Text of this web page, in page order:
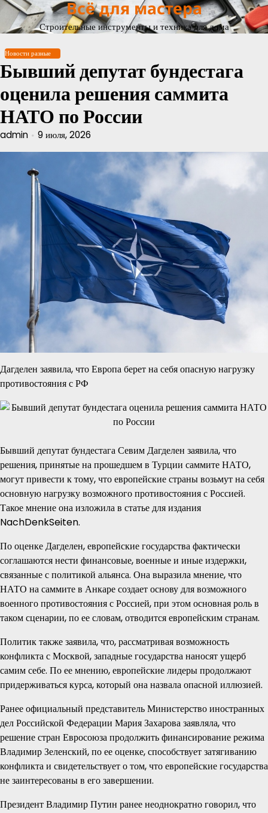
Перейти
содержимому
Всё для мастера
Строительные инструменты и техника для дома
Новости разные
Бывший депутат бундестага
оценила решения саммита
НАТО по России
admin 9 июля, 2026
Дагделен заявила, что Европа берет на себя опасную нагрузку
противостояния с РФ
Бывший депутат бундестага Севим Дагделен заявила, что
решения, принятые на прошедшем в Турции саммите НАТО,
могут привести к тому, что европейские страны возьмут на себя
основную нагрузку возможного противостояния с Россией.
Такое мнение она изложила в статье для издания
NachDenkSeiten.
По оценке Дагделен, европейские государства фактически
соглашаются нести финансовые, военные и иные издержки,
связанные с политикой альянса. Она выразила мнение, что
НАТО на саммите в Анкаре создает основу для возможного
военного противостояния с Россией, при этом основная роль в
таком сценарии, по ее словам, отводится европейским странам.
Политик также заявила, что, рассматривая возможность
конфликта с Москвой, западные государства наносят ущерб
самим себе. По ее мнению, европейские лидеры продолжают
придерживаться курса, который она назвала опасной иллюзией.
Ранее официальный представитель Министерство иностранных
дел Российской Федерации Мария Захарова заявляла, что
решение стран Евросоюза продолжить финансирование режима
Владимир Зеленский, по ее оценке, способствует затягиванию
конфликта и свидетельствует о том, что европейские государства
не заинтересованы в его завершении.
Президент Владимир Путин ранее неоднократно говорил, что